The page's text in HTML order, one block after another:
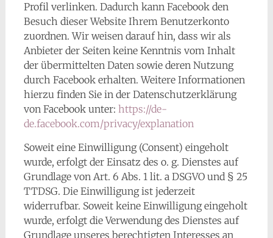
Profil verlinken. Dadurch kann Facebook den
Besuch dieser Website Ihrem Benutzerkonto
zuordnen. Wir weisen darauf hin, dass wir als
Anbieter der Seiten keine Kenntnis vom Inhalt
der übermittelten Daten sowie deren Nutzung
durch Facebook erhalten. Weitere Informationen
hierzu finden Sie in der Datenschutzerklärung
von Facebook unter: https://de-
de.facebook.com/privacy/explanation
Soweit eine Einwilligung (Consent) eingeholt
wurde, erfolgt der Einsatz des o. g. Dienstes auf
Grundlage von Art. 6 Abs. 1 lit. a DSGVO und § 25
TTDSG. Die Einwilligung ist jederzeit
widerrufbar. Soweit keine Einwilligung eingeholt
wurde, erfolgt die Verwendung des Dienstes auf
Grundlage unseres berechtigten Interesses an